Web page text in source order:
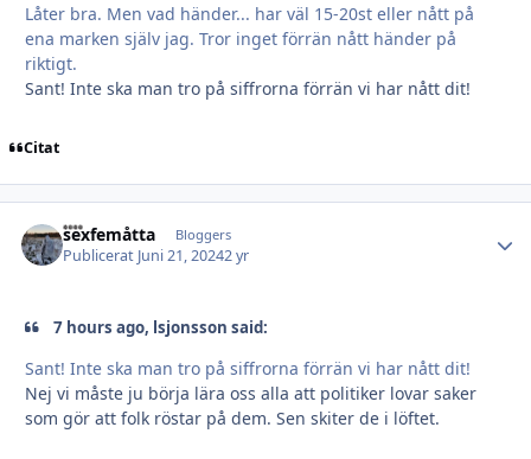
Låter bra. Men vad händer... har väl 15-20st eller nått på
ena marken själv jag. Tror inget förrän nått händer på
riktigt.
Sant! Inte ska man tro på siffrorna förrän vi har nått dit!
Citat
sexfemåtta Bloggers
Publicerat Juni 21, 20242 yr
7 hours ago, lsjonsson said:
Sant! Inte ska man tro på siffrorna förrän vi har nått dit!
Nej vi måste ju börja lära oss alla att politiker lovar saker
som gör att folk röstar på dem. Sen skiter de i löftet.